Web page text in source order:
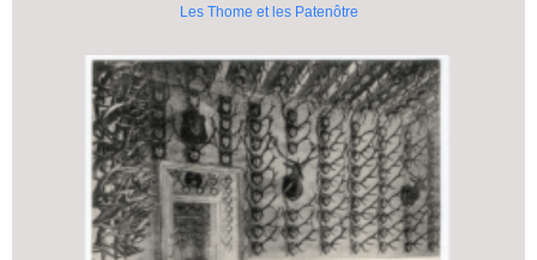
Les Thome et les Patenôtre